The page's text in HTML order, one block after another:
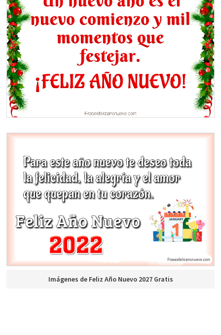
Imágenes de Feliz Año Nuevo 2027 Gratis